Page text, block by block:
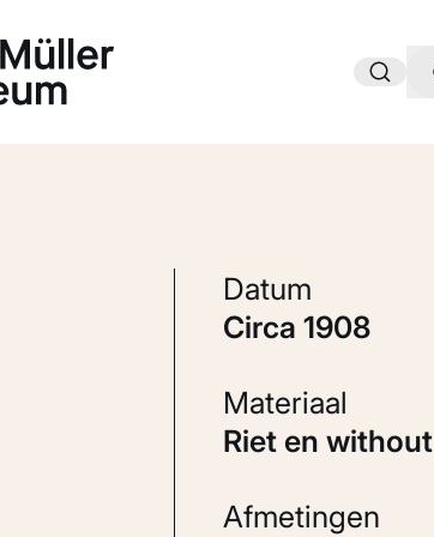
Datum
circa 1908
Materiaal
Riet en without
Afmetingen